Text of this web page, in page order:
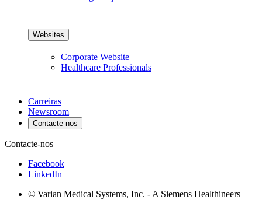
Websites
Corporate Website
Healthcare Professionals
Carreiras
Newsroom
Contacte-nos
Contacte-nos
Facebook
LinkedIn
© Varian Medical Systems, Inc. - A Siemens Healthineers